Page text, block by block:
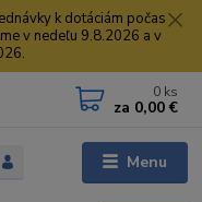
k dotáciám počas
v nedeľu 9.8.2026 a v
Menu
0 ks
za 0,00 €